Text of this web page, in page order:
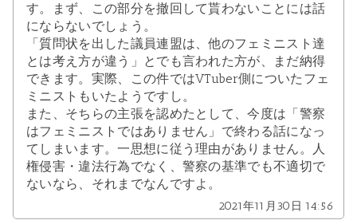
す。まず、この部分を撤回して貰わないことには話
にならないでしょう。
「質問状を出した議員連盟は、他のフェミニスト達
とは考え方が違う」とでも言われた方が、まだ納得
できます。実際、この件ではVTuber側についたフェ
ミニストもいたようですし。
また、そちらの主張を認めたとして、今度は「警察
はフェミニストではありません」で終わる話になっ
てしまいます。一思想に従う理由がありません。人
権侵害・違法行為でなく、警察の基準でも不適切で
ないなら、それまでなんですよ。
2021年11月30日 14:56